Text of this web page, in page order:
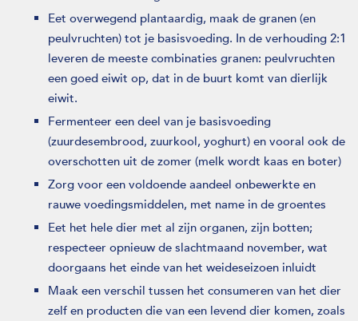
Eet overwegend plantaardig, maak de granen (en
peulvruchten) tot je basisvoeding. In de verhouding 2:1
leveren de meeste combinaties granen: peulvruchten
een goed eiwit op, dat in de buurt komt van dierlijk
eiwit.
Fermenteer een deel van je basisvoeding
(zuurdesembrood, zuurkool, yoghurt) en vooral ook de
overschotten uit de zomer (melk wordt kaas en boter)
Zorg voor een voldoende aandeel onbewerkte en
rauwe voedingsmiddelen, met name in de groentes
Eet het hele dier met al zijn organen, zijn botten;
respecteer opnieuw de slachtmaand november, wat
doorgaans het einde van het weideseizoen inluidt
Maak een verschil tussen het consumeren van het dier
zelf en producten die van een levend dier komen, zoals